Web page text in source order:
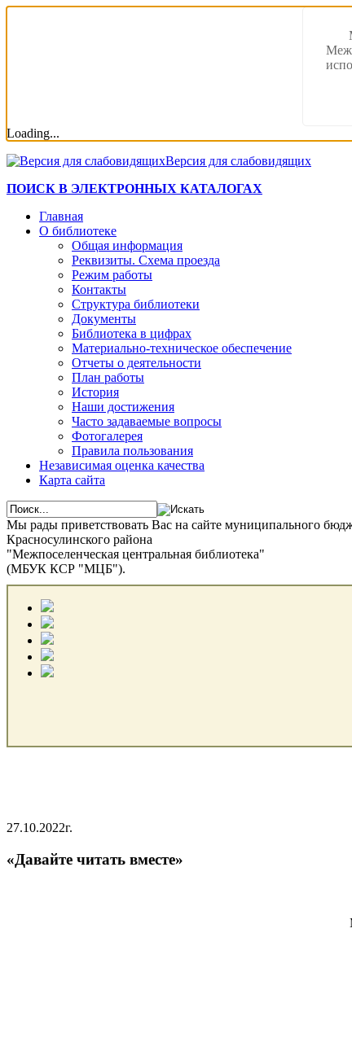
Loading...
Версия для слабовидящих
ПОИСК В ЭЛЕКТРОННЫХ КАТАЛОГАХ
Главная
О библиотеке
Общая информация
Реквизиты. Схема проезда
Режим работы
Контакты
Структура библиотеки
Документы
Библиотека в цифрах
Материально-техническое обеспечение
Отчеты о деятельности
План работы
История
Наши достижения
Часто задаваемые вопросы
Фотогалерея
Правила пользования
Независимая оценка качества
Карта сайта
Мы рады приветствовать Вас на сайте муниципального
Красносулинского района
"Межпоселенческая центральная библиотека"
(МБУК КСР "МЦБ").
27.10.2022г.
«Давайте читать вместе»